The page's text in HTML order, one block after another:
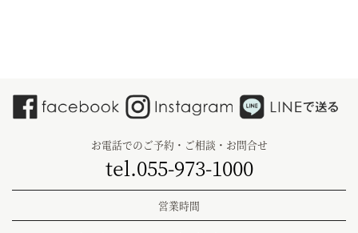
お電話でのご予約・ご相談・お問合せ
tel.055-973-1000
営業時間